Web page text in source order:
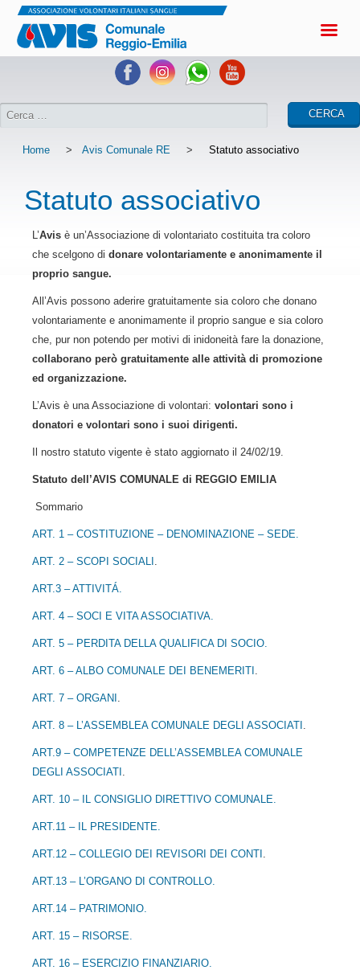
Home > Avis Comunale RE > Statuto associativo
Statuto associativo
L’Avis è un’Associazione di volontariato costituita tra coloro
che scelgono di donare volontariamente e anonimamente il
proprio sangue.
All’Avis possono aderire gratuitamente sia coloro che donano
volontariamente e anonimamente il proprio sangue e sia coloro
che, pur non potendo per motivi di inidoneità fare la donazione,
collaborano però gratuitamente alle attività di promozione
ed organizzazione.
L’Avis è una Associazione di volontari: volontari sono i
donatori e volontari sono i suoi dirigenti.
Il nostro statuto vigente è stato aggiornato il 24/02/19.
Statuto dell’AVIS COMUNALE di REGGIO EMILIA
Sommario
ART. 1 – COSTITUZIONE – DENOMINAZIONE – SEDE.
ART. 2 – SCOPI SOCIALI .
ART.3 – ATTIVITÁ.
ART. 4 – SOCI E VITA ASSOCIATIVA.
ART. 5 – PERDITA DELLA QUALIFICA DI SOCIO.
ART. 6 – ALBO COMUNALE DEI BENEMERITI .
ART. 7 – ORGANI .
ART. 8 – L’ASSEMBLEA COMUNALE DEGLI ASSOCIATI .
ART.9 – COMPETENZE DELL’ASSEMBLEA COMUNALE
DEGLI ASSOCIATI .
ART. 10 – IL CONSIGLIO DIRETTIVO COMUNALE.
ART.11 – IL PRESIDENTE.
ART.12 – COLLEGIO DEI REVISORI DEI CONTI .
ART.13 – L’ORGANO DI CONTROLLO.
ART.14 – PATRIMONIO.
ART. 15 – RISORSE.
ART. 16 – ESERCIZIO FINANZIARIO.